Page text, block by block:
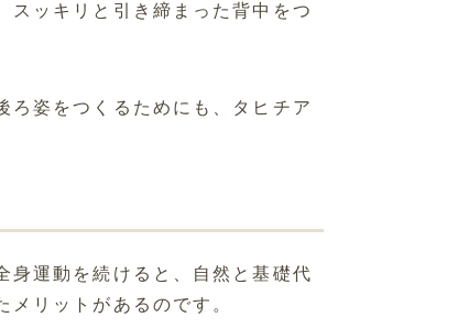
スッキリと引き締まった背中をつ
ろ姿をつくるためにも、タヒチア
身運動を続けると、自然と基礎代
リットがあるのです。